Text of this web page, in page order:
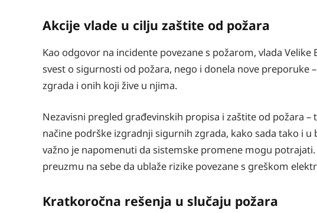
Akcije vlade u cilju zaštite od požara
Kao odgovor na incidente povezane s požarom, vlada
svest o sigurnosti od požara, nego i donela nove preporuke
zgrada i onih koji žive u njima.
Nezavisni pregled građevinskih propisa i zaštite od požara
načine podrške izgradnji sigurnih zgrada, kako sada tako i
važno je napomenuti da sistemske promene mogu
preuzmu na sebe da ublaže rizike povezane s greškom
Kratkoročna rešenja u slučaju požara